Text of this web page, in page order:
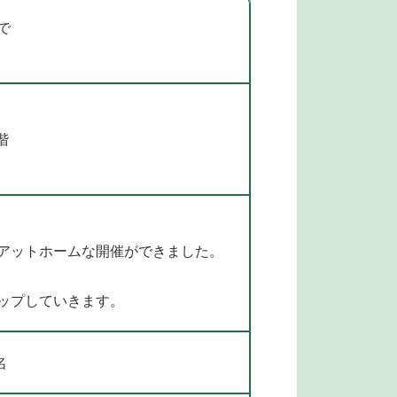
トホームな開催ができました。
していきます。